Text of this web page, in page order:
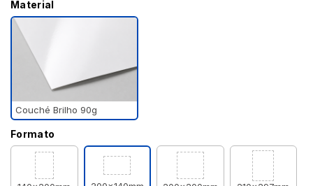
Material
Couché Brilho 90g
Formato